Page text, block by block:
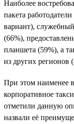
Наиболее
пакета
вариант),
(66%),
планшета (59%), а
из других регионов
При этом наименее
корпоративное
отметили данную
назвали её